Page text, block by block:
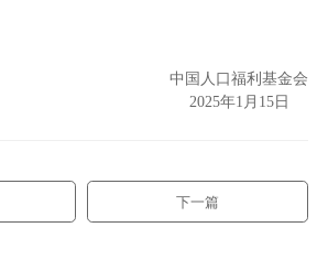
中国人口福利基金会
2025年1月15日
下一篇